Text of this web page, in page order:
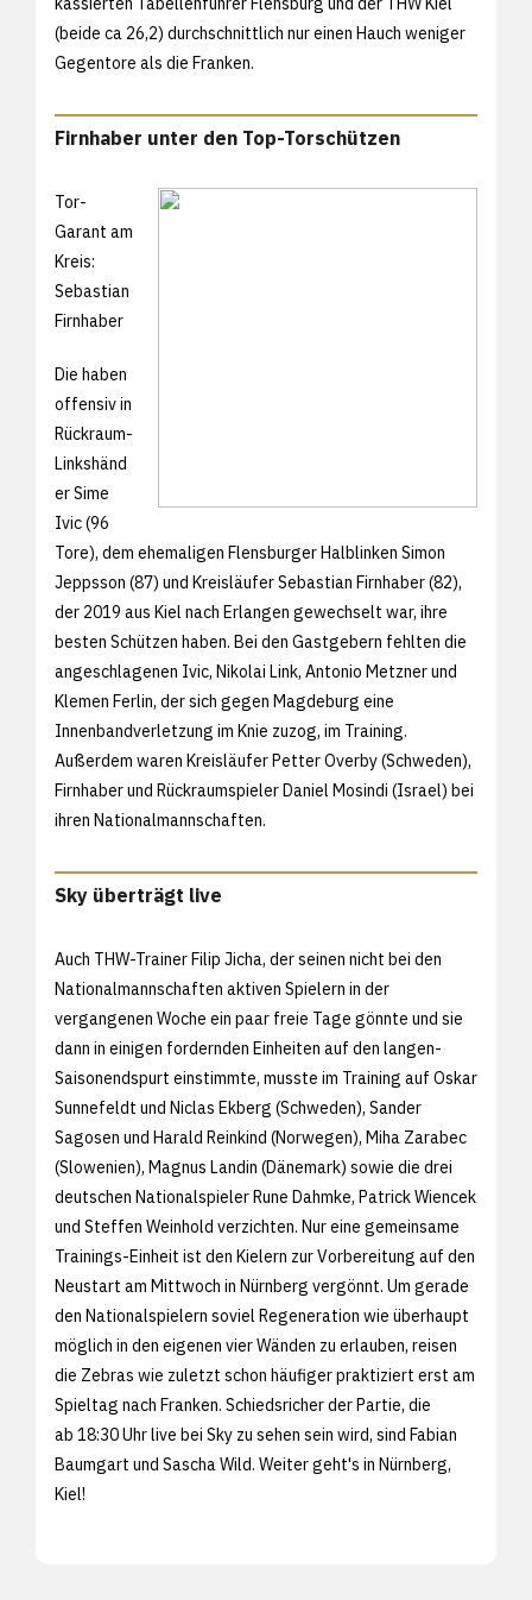
(beide ca 26,2) durchschnittlich nur einen Hauch weniger
Gegentore als die Franken.
Firnhaber unter den Top-Torschützen
Tor-
Garant am
Kreis:
Sebastian
Firnhaber
Die haben
offensiv in
Rückraum-
Linkshänd
er Sime
Ivic (96
Tore), dem ehemaligen Flensburger Halblinken Simon
Jeppsson (87) und Kreisläufer Sebastian Firnhaber (82),
der 2019 aus Kiel nach Erlangen gewechselt war, ihre
besten Schützen haben. Bei den Gastgebern fehlten die
angeschlagenen Ivic, Nikolai Link, Antonio Metzner und
Klemen Ferlin, der sich gegen Magdeburg eine
Innenbandverletzung im Knie zuzog, im Training.
Außerdem waren Kreisläufer Petter Overby (Schweden),
Firnhaber und Rückraumspieler Daniel Mosindi (Israel) bei
ihren Nationalmannschaften.
Sky überträgt live
Auch THW-Trainer Filip Jicha, der seinen nicht bei den
Nationalmannschaften aktiven Spielern in der
vergangenen Woche ein paar freie Tage gönnte und sie
dann in einigen fordernden Einheiten auf den langen-
Saisonendspurt einstimmte, musste im Training auf Oskar
Sunnefeldt und Niclas Ekberg (Schweden), Sander
Sagosen und Harald Reinkind (Norwegen), Miha Zarabec
(Slowenien), Magnus Landin (Dänemark) sowie die drei
deutschen Nationalspieler Rune Dahmke, Patrick Wiencek
und Steffen Weinhold verzichten. Nur eine gemeinsame
Trainings-Einheit ist den Kielern zur Vorbereitung auf den
Neustart am Mittwoch in Nürnberg vergönnt. Um gerade
den Nationalspielern soviel Regeneration wie überhaupt
möglich in den eigenen vier Wänden zu erlauben, reisen
die Zebras wie zuletzt schon häufiger praktiziert erst am
Spieltag nach Franken. Schiedsricher der Partie, die
ab 18:30 Uhr live bei Sky zu sehen sein wird, sind Fabian
Baumgart und Sascha Wild. Weiter geht's in Nürnberg,
Kiel!